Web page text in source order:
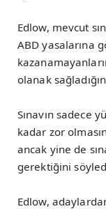
Edlow, mevcut
ABD yasalarına
olanak
Sınavın sadece
kadar zor
ancak yine de
gerektiğini
Edlow,